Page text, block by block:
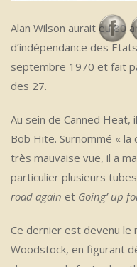
Alan Wilson aurait eu 80
d’indépendance des
septembre 1970 et fait
des 27.
Au sein de Canned Heat,
Bob Hite. Surnommé «
très mauvaise vue, il a
particulier plusieurs
road again et Going’ up
Ce dernier est devenu le
Woodstock, en figurant